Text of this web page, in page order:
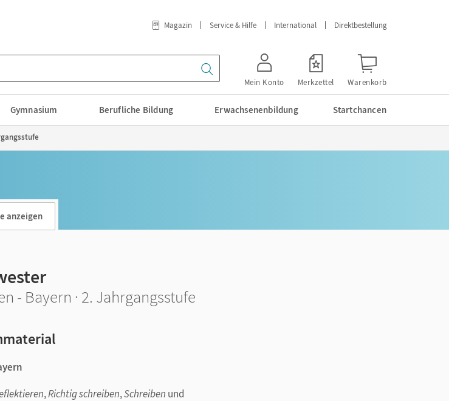
Magazin Service & Hilfe International Direktbestellung
Mein Konto Merkzettel Warenkorb
Gymnasium Berufliche Bildung Erwachsenenbildung Startchancen
anzeigen
- Bayern · 2. Jahrgangsstufe
,Richtig schreiben,Schreiben und